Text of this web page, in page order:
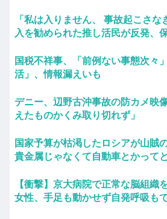
「私は入りません、 事故起こさな
入を勧められた推し活民が反発、
国税不祥事、「前例ない事態次
活」、情報漏えいも
デニー、辺野古沖事故の防カメ映
えたものかくみ取り切れず」
国家予算が枯渇したロシアが山賊
貴金属じゃなくて自動車とかって
【衝撃】京大病院で正常な脳組織
女性、手足も動かせず自発呼吸も